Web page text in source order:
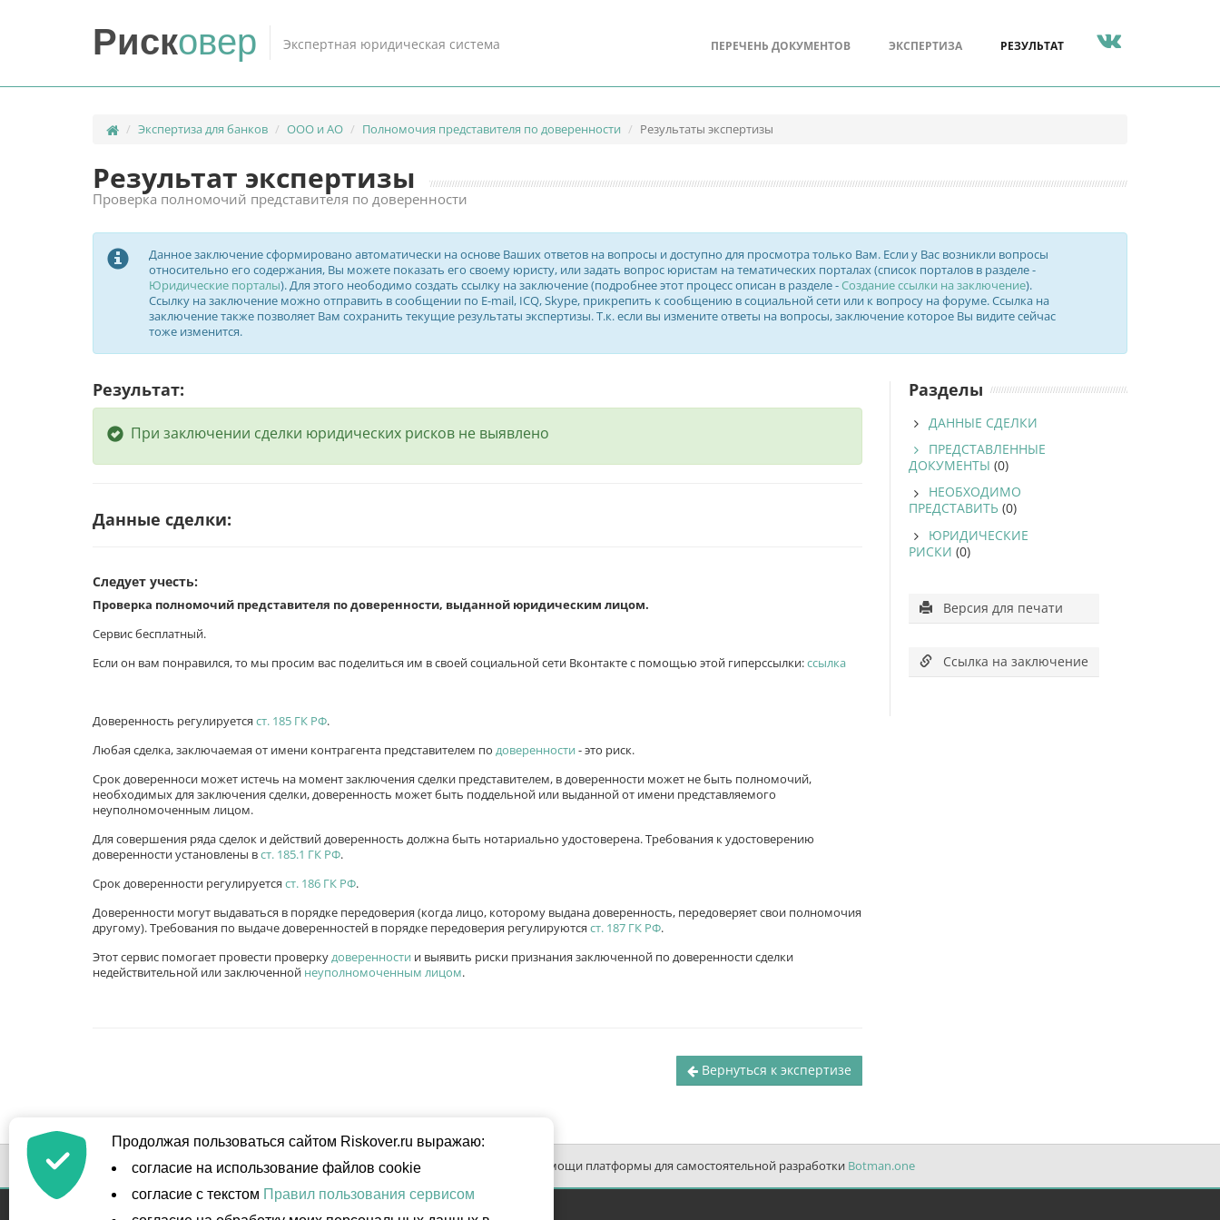
Рисковер Экспертная юридическая система ПЕРЕЧЕНЬ ДОКУМЕНТОВ ЭКСПЕРТИЗА РЕЗУЛЬТАТ
Экспертиза для банков ООО и АО Полномочия представителя по доверенности Результаты экспертизы
Результат экспертизы
Проверка полномочий представителя по доверенности
Данное заключение сформировано автоматически на основе Ваших ответов на вопросы и доступно для просмотра только Вам. Если у Вас возникли вопросы
относительно его содержания, Вы можете показать его своему юристу, или задать вопрос юристам на тематических порталах (список порталов в разделе -
Юридические порталы). Для этого неободимо создать ссылку на заключение (подробнее этот процесс описан в разделе -Создание ссылки на заключение).
Ссылку на заключение можно отправить в сообщении по E-mail, ICQ, Skype, прикрепить к сообщению в социальной сети или к вопросу на форуме. Ссылка на
заключение также позволяет Вам сохранить текущие результаты экспертизы. Т.к. если вы измените ответы на вопросы, заключение которое Вы видите сейчас
тоже изменится.
Результат:
При заключении сделки юридических рисков не выявлено
Данные сделки:
Следует учесть:
Проверка полномочий представителя по доверенности, выданной юридическим лицом.
Сервис бесплатный.
Если он вам понравился, то мы просим вас поделиться им в своей социальной сети Вконтакте с помощью этой гиперссылки:ссылка
Доверенность регулируется ст. 185 ГК РФ.
Любая сделка, заключаемая от имени контрагента представителем по доверенности- это риск.
Срок доверенноси может истечь на момент заключения сделки представителем, в доверенности может не быть полномочий,
необходимых для заключения сделки, доверенность может быть поддельной или выданной от имени представляемого
неуполномоченным лицом.
Для совершения ряда сделок и действий доверенность должна быть нотариально удостоверена. Требования к удостоверению
доверенности установлены вст. 185.1 ГК РФ.
Срок доверенности регулируется ст. 186 ГК РФ.
Доверенности могут выдаваться в порядке передоверия (когда лицо, которому выдана доверенность, передоверяет свои полномочия
другому). Требования по выдаче доверенностей в порядке передоверия регулируются ст. 187 ГК РФ.
Этот сервис помогает провести проверкудоверенности и выявить риски признания заключенной по доверенности сделки
недействительной или заключенной неуполномоченным лицом.
Вернуться к экспертизе
Разделы
ДАННЫЕ СДЕЛКИ
ПРЕДСТАВЛЕННЫЕ
ДОКУМЕНТЫ (0)
НЕОБХОДИМО
ПРЕДСТАВИТЬ (0)
ЮРИДИЧЕСКИЕ
РИСКИ (0)
Версия для печати
Ссылка на заключение
Все консультации на сайте сделаны при помощи платформы для самостоятельной разработки Botman.one
Продолжая пользоваться сайтом Riskover.ru выражаю:
согласие на использование файлов cookie
согласие с текстом Правил пользования сервисом